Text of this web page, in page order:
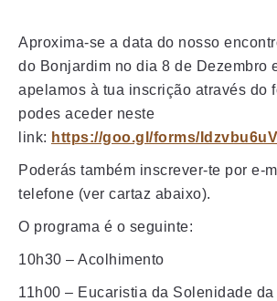
Aproxima-se a data do nosso
do Bonjardim no dia 8 de Dezembro
apelamos à tua inscrição através do
podes aceder neste
link: https://goo.gl/forms/
Poderás também inscrever-te por e-
telefone (ver cartaz abaixo).
O programa é o seguinte:
10h30 – Acolhimento
11h00 – Eucaristia da Solenidade da